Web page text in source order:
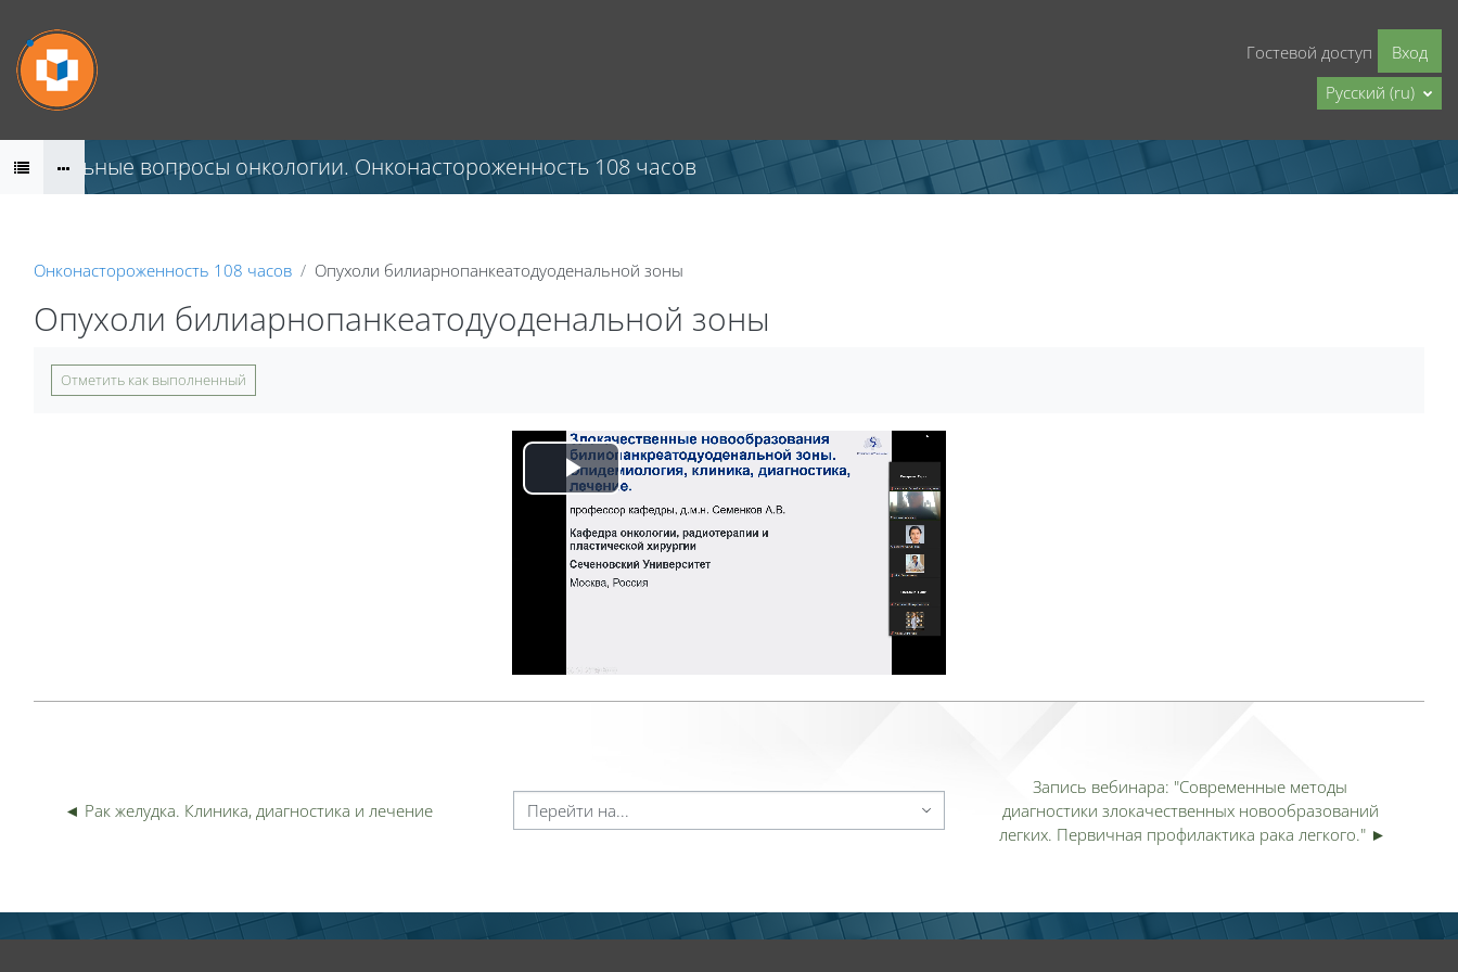
Гостевой доступ
Вход
Русский ‎(ru)‎
Актуальные вопросы онкологии. Онконастороженность 108 часов
Онконастороженность 108 часов Опухоли билиарнопанкеатодуоденальной зоны
Опухоли билиарнопанкеатодуоденальной зоны
Отметить как выполненный
Воспроизвести
видео
◄ Рак желудка. Клиника, диагностика и лечение Перейти на...
Запись вебинара: "Современные методы
диагностики злокачественных новообразований
легких. Первичная профилактика рака легкого." ►